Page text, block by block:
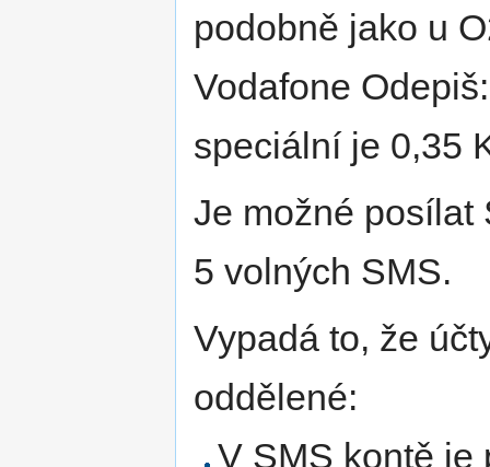
podobně jako u
Vodafone
speciální je 0,35
Je možné posílat
5 volných SMS.
Vypadá to, že
oddělené:
V SMS kontě je